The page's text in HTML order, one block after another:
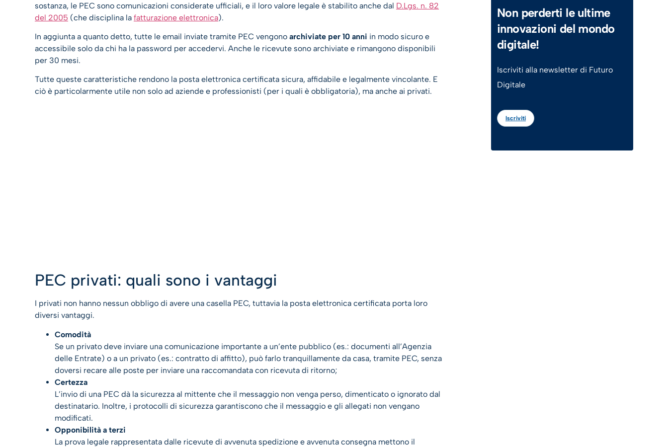
sostanza, le PEC sono comunicazioni considerate ufficiali, e il loro valore legale è stabilito anche dal D.Lgs. n. 82
del 2005 (che disciplina la fatturazione elettronica).
In aggiunta a quanto detto, tutte le email inviate tramite PEC vengono archiviate per 10 anni in modo sicuro e
accessibile solo da chi ha la password per accedervi. Anche le ricevute sono archiviate e rimangono disponibili
per 30 mesi.
Tutte queste caratteristiche rendono la posta elettronica certificata sicura, affidabile e legalmente vincolante. E
ciò è particolarmente utile non solo ad aziende e professionisti (per i quali è obbligatoria), ma anche ai privati.
PEC privati: quali sono i vantaggi
I privati non hanno nessun obbligo di avere una casella PEC, tuttavia la posta elettronica certificata porta loro
diversi vantaggi.
Comodità
Se un privato deve inviare una comunicazione importante a un’ente pubblico (es.: documenti all’Agenzia
delle Entrate) o a un privato (es.: contratto di affitto), può farlo tranquillamente da casa, tramite PEC, senza
doversi recare alle poste per inviare una raccomandata con ricevuta di ritorno;
Certezza
L’invio di una PEC dà la sicurezza al mittente che il messaggio non venga perso, dimenticato o ignorato dal
destinatario. Inoltre, i protocolli di sicurezza garantiscono che il messaggio e gli allegati non vengano
modificati.
Opponibilità a terzi
La prova legale rappresentata dalle ricevute di avvenuta spedizione e avvenuta consegna mettono il
Non perderti le ultime
innovazioni del mondo
digitale!
Iscriviti alla newsletter di Futuro
Digitale
Iscriviti